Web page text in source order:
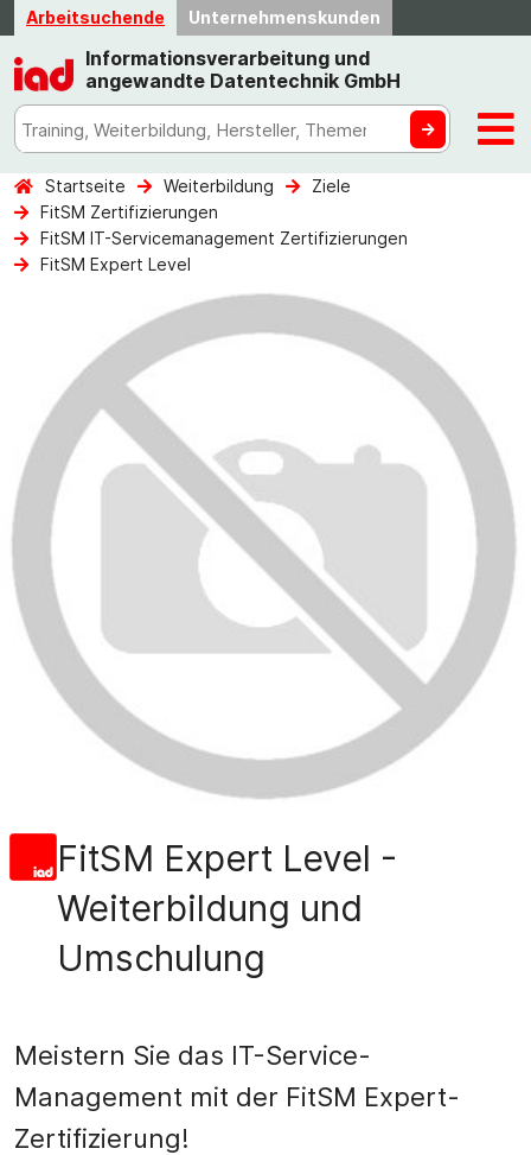
Arbeitsuchende Unternehmenskunden
Informationsverarbeitung und
angewandte Datentechnik GmbH
Startseite Weiterbildung
Ziele
FitSM Zertifizierungen
FitSM IT-Servicemanagement Zertifizierungen
FitSM Expert Level
FitSM Expert Level -
Weiterbildung und
Umschulung
Meistern Sie das IT-Service-
Management mit der FitSM Expert-
Zertifizierung!